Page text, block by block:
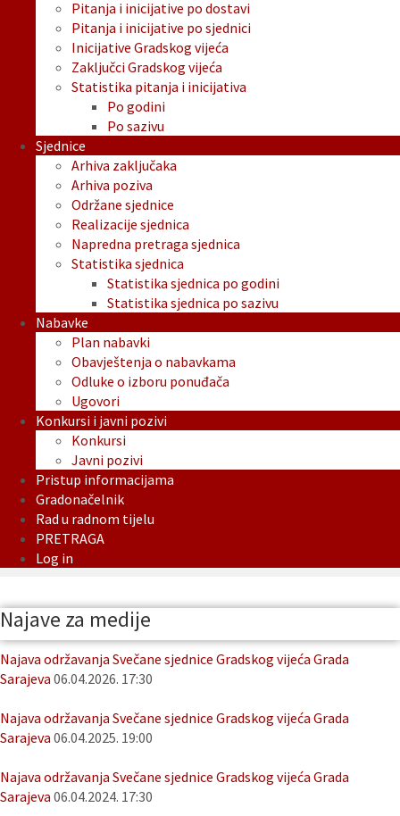
Pitanja i inicijative po dostavi
Pitanja i inicijative po sjednici
Inicijative Gradskog vijeća
Zaključci Gradskog vijeća
Statistika pitanja i inicijativa
Po godini
Po sazivu
Sjednice
Arhiva zaključaka
Arhiva poziva
Održane sjednice
Realizacije sjednica
Napredna pretraga sjednica
Statistika sjednica
Statistika sjednica po godini
Statistika sjednica po sazivu
Nabavke
Plan nabavki
Obavještenja o nabavkama
Odluke o izboru ponuđača
Ugovori
Konkursi i javni pozivi
Konkursi
Javni pozivi
Pristup informacijama
Gradonačelnik
Rad u radnom tijelu
PRETRAGA
Log in
Najave za medije
Najava održavanja Svečane sjednice Gradskog vijeća Grada
Sarajeva 06.04.2026. 17:30
Najava održavanja Svečane sjednice Gradskog vijeća Grada
Sarajeva 06.04.2025. 19:00
Najava održavanja Svečane sjednice Gradskog vijeća Grada
Sarajeva 06.04.2024. 17:30